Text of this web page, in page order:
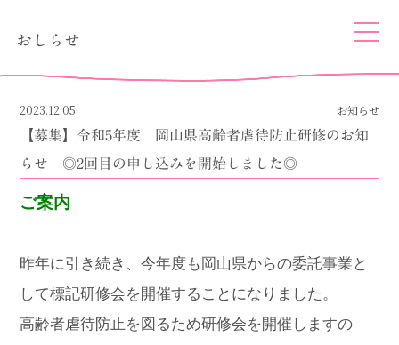
おしらせ
2023.12.05 お知らせ
【募集】令和5年度 岡山県高齢者虐待防止研修のお知
らせ ◎2回目の申し込みを開始しました◎
ご案内
昨年に引き続き、今年度も岡山県からの委託事業と
して標記研修会を開催することになりました。
高齢者虐待防止を図るため研修会を開催しますの